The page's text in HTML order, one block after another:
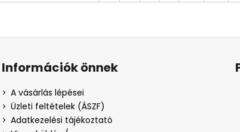
Információk önnek
A vásárlás lépései
Üzleti feltételek (ÁSZF)
Adatkezelési tájékoztató